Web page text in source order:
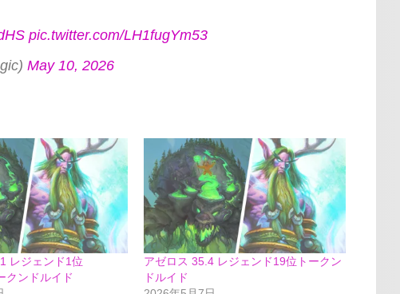
pic.twitter.com/LH1fugYm53
May 10, 2026
レジェンド1位
クンドルイド
アゼロス 35.4 レジェンド19位トークン
ドルイド